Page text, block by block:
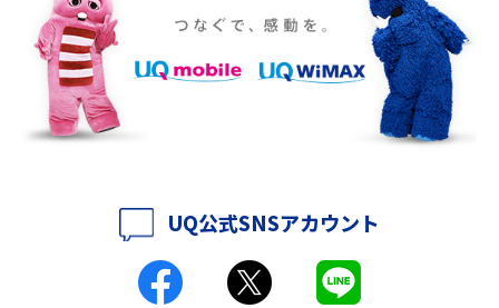
iPhone 16eとiPhone SE（第3世代）の違いは？サイズやスペックを比較し
て解説
iPhone 16eとiPhone 14を徹底比較！スペック・機能の違いをわかりやすく
紹介
iPhone 16とiPhone 15の違いは？カメラ・スペック・機能を徹底比較
iPhoneの機種変更のやり方は？事前準備・手順やデータ移行方法をわかり
UQ公式SNSアカウント